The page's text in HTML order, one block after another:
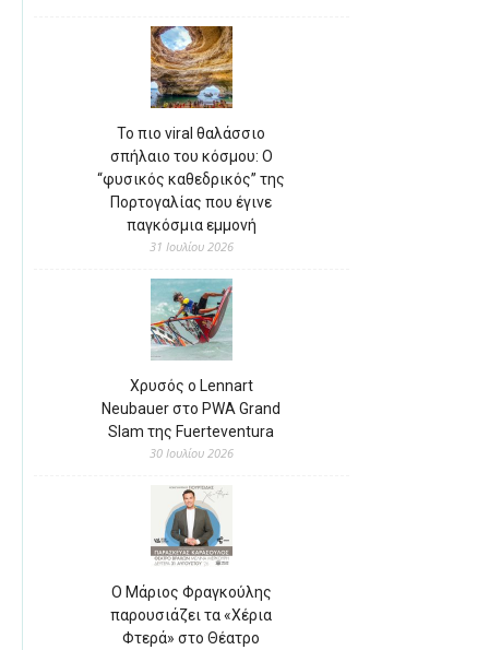
Το πιο viral θαλάσσιο
σπήλαιο του κόσμου: Ο
“φυσικός καθεδρικός” της
Πορτογαλίας που έγινε
παγκόσμια εμμονή
31 Ιουλίου 2026
Χρυσός ο Lennart
Neubauer στο PWA Grand
Slam της Fuerteventura
30 Ιουλίου 2026
Ο Μάριος Φραγκούλης
παρουσιάζει τα «Χέρια
Φτερά» στο Θέατρο